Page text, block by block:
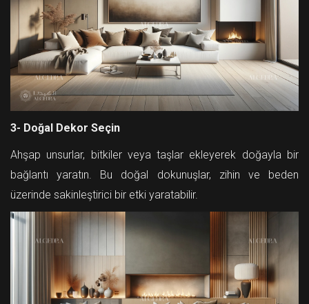
3- Doğal Dekor Seçin
Ahşap unsurlar, bitkiler veya taşlar ekleyerek doğayla bir
bağlantı yaratın. Bu doğal dokunuşlar, zihin ve beden
üzerinde sakinleştirici bir etki yaratabilir.